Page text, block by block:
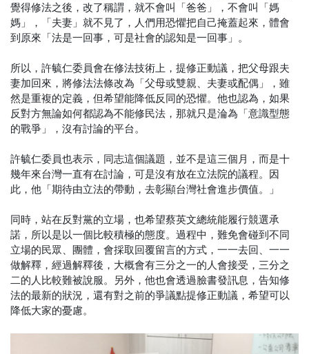
覺得修法之後，改了稱謂，就不會叫「爸爸」，不會叫「媽
媽」，「夫妻」就不見了，人們用恐懼把自己掩蓋起來，體會
到原來「法是一回事，可是社會的認知是一回事」。
所以，許毓仁委員會在修法技術上，提修正動議，把父母跟夫
妻加回來，將修法法條改為「父母或雙親、夫妻或配偶」，雖
然是重複的定義，但希望能降低反同的恐懼。他也認為，如果
反對方無論如何都認為不能修民法，那就只是淪為「意識型態
的戰爭」，沒有討論的平台。
許毓仁委員也表示， 同志這個議題，並不是這三個月，而是十
幾年來台灣一直有在討論，可是沒有放在立法院的議程。因
此，他「期待由立法的帶動，去彰顯台灣社會進步價值。」
同時，站在反對黨的立場，也希望蔡英文總統能履行競選承
諾，所以是以一個比較積極的態度。過程中，難免會碰到不同
立場的民眾、團體，會採取回覆留言的方式，一一去回、一一
做解釋，經過解釋後，大概會有三分之一的人會接受，三分之
二的人比較難被說服。另外，他也會透過臉書發訊息，告知修
法的最新的狀況，還有對之前的爭議點提修正動議，希望可以
降低大家的憂慮。